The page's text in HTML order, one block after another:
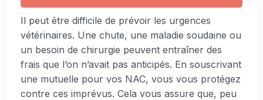
Il peut être difficile de prévoir les urgences
vétérinaires. Une chute, une maladie soudaine ou
un besoin de chirurgie peuvent entraîner des
frais que l’on n’avait pas anticipés. En souscrivant
une mutuelle pour vos NAC, vous vous protégez
contre ces imprévus. Cela vous assure que, peu